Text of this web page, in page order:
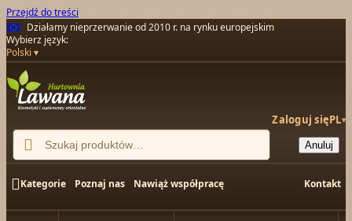
Przejdź do treści
Działamy nieprzerwanie od 2010 r. na rynku europejskim
Wybierz język:
Polski
Zaloguj sięPL▾
 Anuluj
Kategorie Poznaj nas Nawiąż współpracę Kontakt